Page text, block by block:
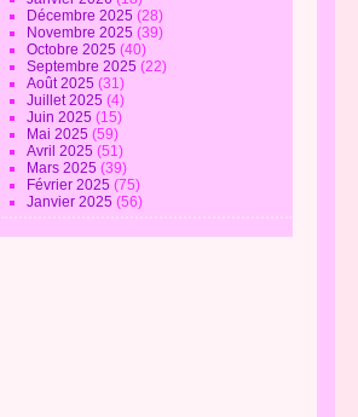
Décembre 2025(28)
Novembre 2025(39)
Octobre 2025(40)
Septembre 2025(22)
Août 2025(31)
Juillet 2025(4)
Juin 2025(15)
Mai 2025(59)
Avril 2025(51)
Mars 2025(39)
Février 2025(75)
Janvier 2025(56)